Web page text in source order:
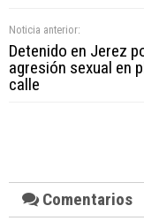
Noticia anterior:
Detenido en Jerez
agresión sexual en
calle
Comentarios